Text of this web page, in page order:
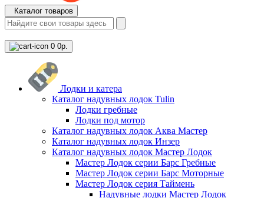
Каталог товаров
0 0р.
Лодки и катера
Каталог надувных лодок Tulin
Лодки гребные
Лодки под мотор
Каталог надувных лодок Аква Мастер
Каталог надувных лодок Инзер
Каталог надувных лодок Мастер Лодок
Мастер Лодок серии Барс Гребные
Мастер Лодок серии Барс Моторные
Мастер Лодок серия Таймень
Надувные лодки Мастер Лодок